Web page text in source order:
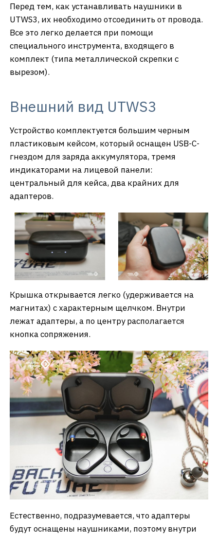
Перед тем, как устанавливать наушники в
UTWS3, их необходимо отсоединить от провода.
Все это легко делается при помощи
специального инструмента, входящего в
комплект (типа металлической скрепки с
вырезом).
Внешний вид UTWS3
Устройство комплектуется большим черным
пластиковым кейсом, который оснащен USB-C-
гнездом для заряда аккумулятора, тремя
индикаторами на лицевой панели:
центральный для кейса, два крайних для
адаптеров.
Крышка открывается легко (удерживается на
магнитах) с характерным щелчком. Внутри
лежат адаптеры, а по центру располагается
кнопка сопряжения.
Естественно, подразумевается, что адаптеры
будут оснащены наушниками, поэтому внутри